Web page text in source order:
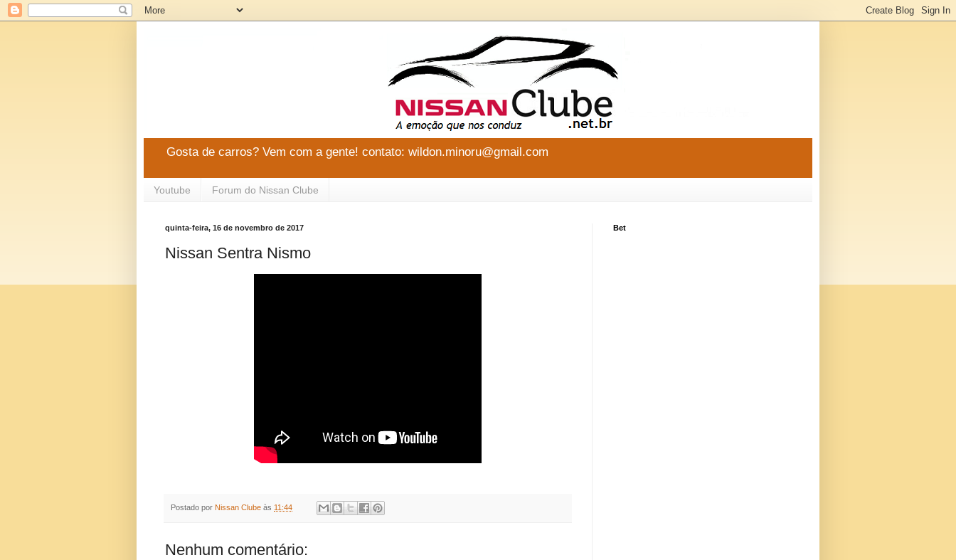
Gosta de carros? Vem com a gente! contato: wildon.minoru@gmail.com
Youtube Forum do Nissan Clube
quinta-feira, 16 de novembro de 2017
Nissan Sentra Nismo
Postado por Nissan Clube às 11:44
Nenhum comentário:
Bet